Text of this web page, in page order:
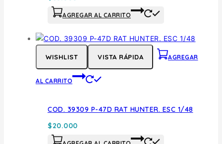
AGREGAR AL CARRITO
WISHLIST VISTA RÁPIDA AGREGAR
AL CARRITO
COD. 39309 P-47D RAT HUNTER. ESC 1/48
$20.000